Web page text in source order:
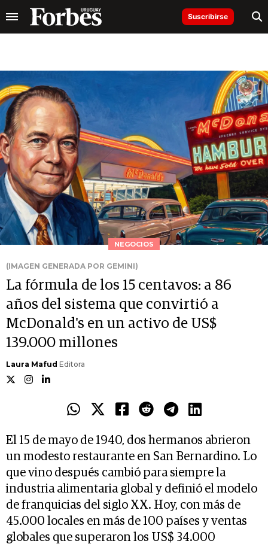
Suscribirse
NEGOCIOS
(IMAGEN GENERADA POR GEMINI)
La fórmula de los 15 centavos: a 86
años del sistema que convirtió a
McDonald's en un activo de US$
139.000 millones
Laura Mafud Editora
El 15 de mayo de 1940, dos hermanos abrieron
un modesto restaurante en San Bernardino. Lo
que vino después cambió para siempre la
industria alimentaria global y definió el modelo
de franquicias del siglo XX. Hoy, con más de
45.000 locales en más de 100 países y ventas
globales que superaron los US$ 34.000